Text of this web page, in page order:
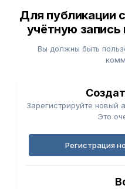
Для публикации
учётную запись
Вы должны быть
Зарегистрируйте новый
Это
Регистрация